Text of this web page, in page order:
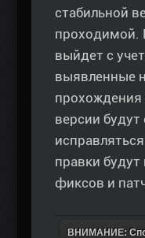
стабильной
проходимой.
выйдет с
выявленные
прохождения
версии
правки
фиксов и
ВНИМАНИЕ: